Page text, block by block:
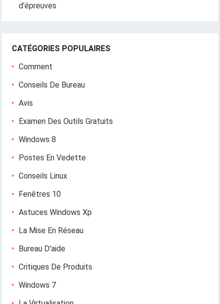
d'épreuves
CATÉGORIES POPULAIRES
Comment
Conseils De Bureau
Avis
Examen Des Outils Gratuits
Windows 8
Postes En Vedette
Conseils Linux
Fenêtres 10
Astuces Windows Xp
La Mise En Réseau
Bureau D'aide
Critiques De Produits
Windows 7